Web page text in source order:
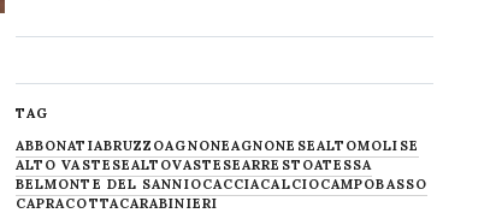
TAG
ABBONATIABRUZZOAGNONEAGNONESEALTOMOLISE
ALTO VASTESEALTOVASTESEARRESTOATESSA
BELMONTE DEL SANNIOCACCIACALCIOCAMPOBASSO
CAPRACOTTACARABINIERI